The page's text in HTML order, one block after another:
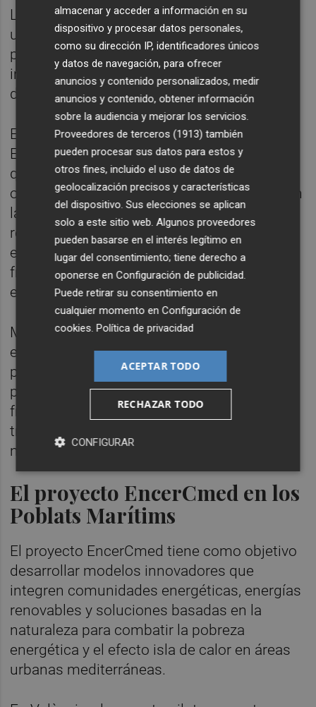
Las propuestas finales serán evaluadas por
un jurado experto, y optarán a distintos
premios vinculados a la creatividad, la
innovación y la capacidad de replicabilidad
de las soluciones planteadas.
El concejal de Mejora Climática y Eficiencia
Energética, Carlos Mundina, ha destacado
que "este hackathon representa una
oportunidad para implicar al talento joven en
la construcción de una València más
resiliente, saludable y preparada frente a los
efectos que provoca las cada vez más
frecuentes e intensas olas de calor
estivales".
Mundina ha subrayado además que "desde
el Ayuntamiento, seguimos apostando por
proyectos europeos como EncerCmed, que
permiten impulsar soluciones innovadoras
frente al calor urbano y avanzar hacia una
transición energética social y sostenible en
nuestros barrios".
El proyecto EncerCmed en los
Poblats Marítims
El proyecto EncerCmed tiene como objetivo
desarrollar modelos innovadores que
integren comunidades energéticas, energías
renovables y soluciones basadas en la
naturaleza para combatir la pobreza
energética y el efecto isla de calor en áreas
urbanas mediterráneas.
almacenar y acceder a información en su
dispositivo y procesar datos personales,
como su dirección IP, identificadores únicos
y datos de navegación, para ofrecer
anuncios y contenido personalizados, medir
anuncios y contenido, obtener información
sobre la audiencia y mejorar los servicios.
Proveedores de terceros (1913) también
pueden procesar sus datos para estos y
otros fines, incluido el uso de datos de
geolocalización precisos y características
del dispositivo. Sus elecciones se aplican
solo a este sitio web. Algunos proveedores
pueden basarse en el interés legítimo en
lugar del consentimiento; tiene derecho a
oponerse enConfiguración de publicidad
Puede retirar su consentimiento en
cualquier momento enConfiguración de
cookies .Política de privacidad
ACEPTAR TODO
RECHAZAR TODO
CONFIGURAR